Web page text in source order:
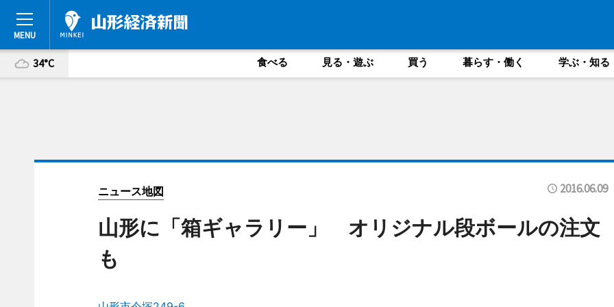
34°C 食べる 見る・遊ぶ 買う 暮らす・働く 学ぶ・知る
ニュース地図 2016.06.09
山形に「箱ギャラリー」 オリジナル段ボールの注文
も